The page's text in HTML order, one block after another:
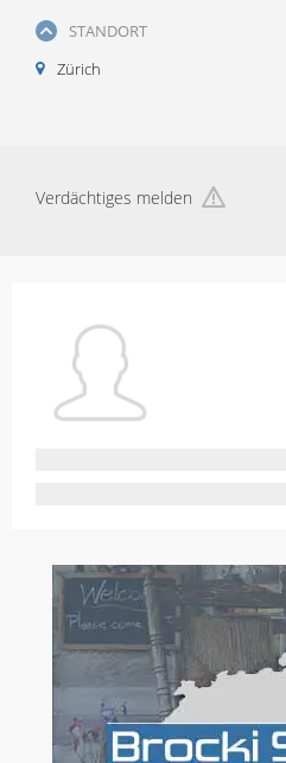
STANDORT
Zürich
Verdächtiges melden